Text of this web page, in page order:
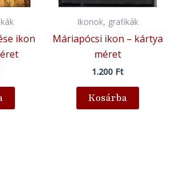
ikon
Ikonok, grafikák
Máriapócsi ikon – kártya
méret
1.200 Ft
Kosárba